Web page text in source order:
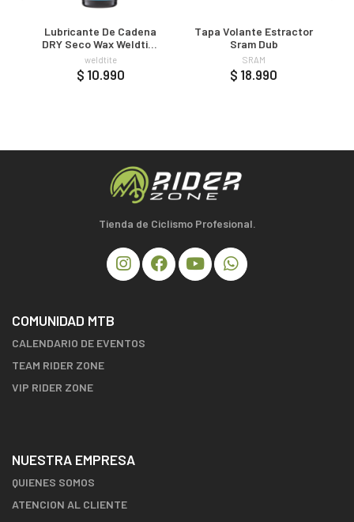
Lubricante De Cadena
DRY Seco Wax Weldtite
100ml
weldtite
$ 10.990
Tapa Volante Estractor
Sram Dub
SRAM
$ 18.990
Tienda de Ciclismo Profesional.
COMUNIDAD MTB
CALENDARIO DE EVENTOS
TEAM RIDER ZONE
VIP RIDER ZONE
NUESTRA EMPRESA
QUIENES SOMOS
ATENCION AL CLIENTE